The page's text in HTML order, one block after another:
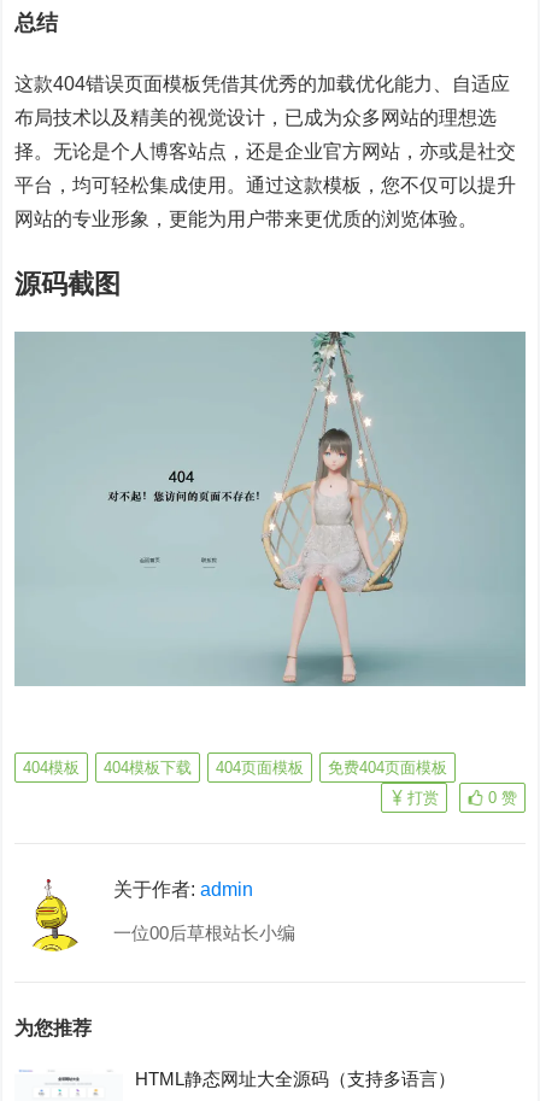
总结
这款404错误页面模板凭借其优秀的加载优化能力、自适应
布局技术以及精美的视觉设计，已成为众多网站的理想选
择。无论是个人博客站点，还是企业官方网站，亦或是社交
平台，均可轻松集成使用。通过这款模板，您不仅可以提升
网站的专业形象，更能为用户带来更优质的浏览体验。
源码截图
404模板 404模板下载 404页面模板
免费404页面模板
0 赞
打赏
关于作者:admin
一位00后草根站长小编
为您推荐
HTML静态网址大全源码（支持多语言）